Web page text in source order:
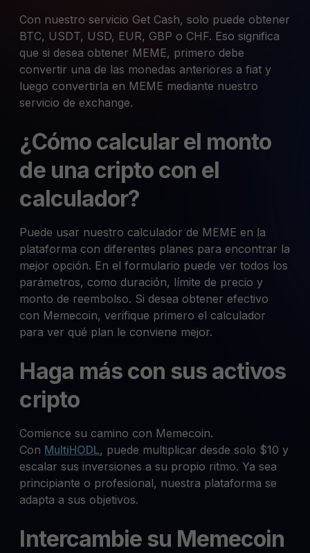
Con nuestro servicio Get Cash, solo puede obtener
BTC, USDT, USD, EUR, GBP o CHF. Eso significa
que si desea obtener MEME, primero debe
convertir una de las monedas anteriores a fiat y
luego convertirla en MEME mediante nuestro
servicio de exchange.
¿Cómo calcular el monto
de una cripto con el
calculador?
Puede usar nuestro calculador de MEME en la
plataforma con diferentes planes para encontrar la
mejor opción. En el formulario puede ver todos los
parámetros, como duración, límite de precio y
monto de reembolso. Si desea obtener efectivo
con Memecoin, verifique primero el calculador
para ver qué plan le conviene mejor.
Haga más con sus activos
cripto
Comience su camino con Memecoin.
Con MultiHODL, puede multiplicar desde solo $10 y
escalar sus inversiones a su propio ritmo. Ya sea
principiante o profesional, nuestra plataforma se
adapta a sus objetivos.
Intercambie su Memecoin